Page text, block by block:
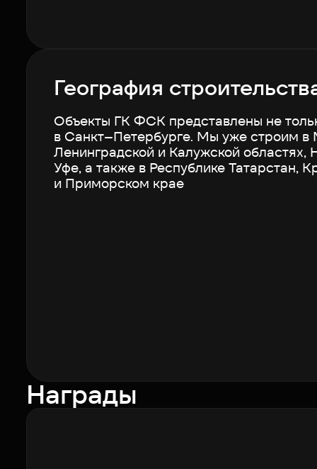
География
Объекты ГК ФСК представлены не
в Санкт–Петербурге. Мы уже строим в
Ленинградской и Калужской
Уфе, а также в Республике Татарстан,
и Приморском крае
Награды